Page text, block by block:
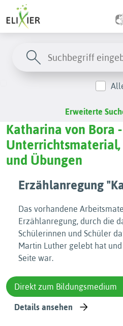
Erweiterte
Katharina von Bora
und Übungen
Erzählanregung
Das vorhandene
Erzählanregung, durch die
Schülerinnen und Schüler
Martin Luther gelebt hat
Seite war.
Direkt zum Bildungsmedium
Details ansehen